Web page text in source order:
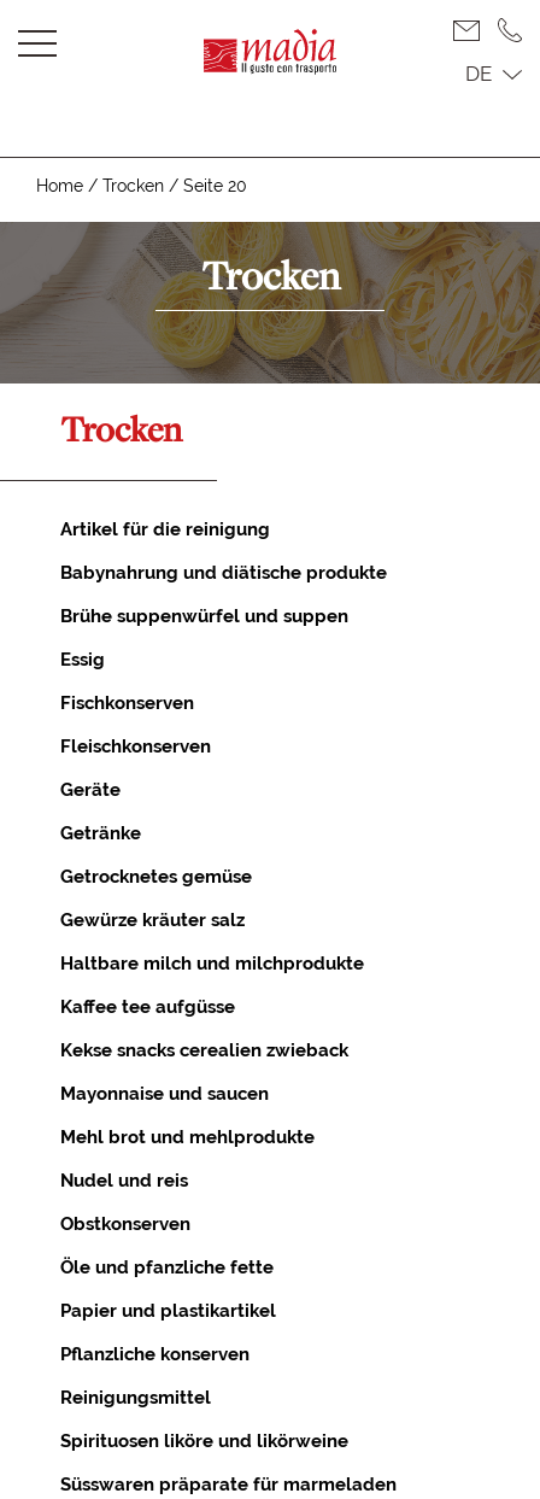
DE
Home / Trocken / Seite 20
Trocken
Trocken
Artikel für die reinigung
Babynahrung und diätische produkte
Brühe suppenwürfel und suppen
Essig
Fischkonserven
Fleischkonserven
Geräte
Getränke
Getrocknetes gemüse
Gewürze kräuter salz
Haltbare milch und milchprodukte
Kaffee tee aufgüsse
Kekse snacks cerealien zwieback
Mayonnaise und saucen
Mehl brot und mehlprodukte
Nudel und reis
Obstkonserven
Öle und pfanzliche fette
Papier und plastikartikel
Pflanzliche konserven
Reinigungsmittel
Spirituosen liköre und likörweine
Süsswaren präparate für marmeladen